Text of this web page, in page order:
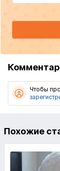
Чтобы
Похожие